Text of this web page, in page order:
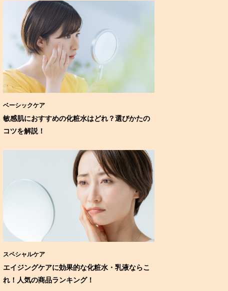
ベーシックケア
敏感肌におすすめの化粧水はどれ？選びかたの
コツを解説！
スペシャルケア
エイジングケアに効果的な化粧水・乳液ならこ
れ！人気の商品ランキング！